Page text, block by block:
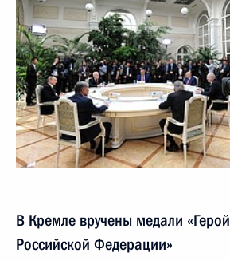
В Кремле вручены медали
Российской Федерации»